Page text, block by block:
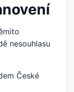
nesouhlasu
České